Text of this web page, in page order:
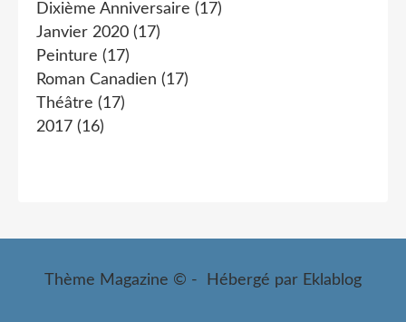
Dixième Anniversaire (17)
Janvier 2020 (17)
Peinture (17)
Roman Canadien (17)
Théâtre (17)
2017 (16)
Thème Magazine © - Hébergé par Eklablog